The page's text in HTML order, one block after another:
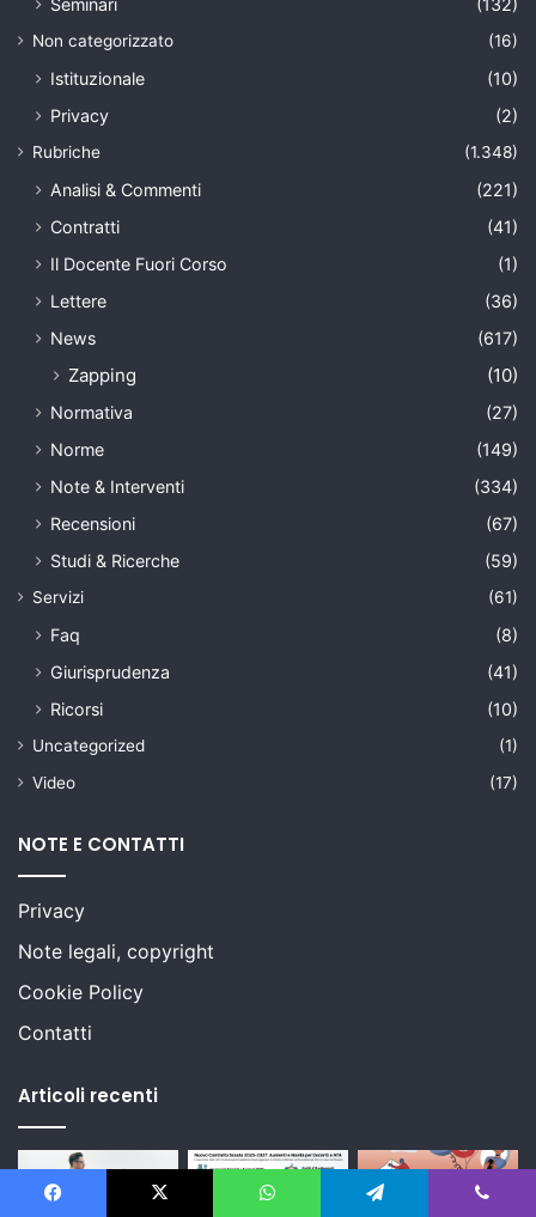
Non categorizzato (16)
Istituzionale
(10)
Privacy
(2)
Rubriche (1.348)
Analisi & Commenti
(221)
Contratti
(41)
Il Docente Fuori Corso
(1)
Lettere
(36)
News
(617)
Zapping (10)
Normativa
(27)
Norme
(149)
Note & Interventi
(334)
Recensioni
(67)
Studi & Ricerche
(59)
Servizi (61)
Faq
(8)
Giurisprudenza
(41)
Ricorsi
(10)
Uncategorized
(1)
Video
(17)
NOTE E CONTATTI
Privacy
Note legali, copyright
Cookie Policy
Contatti
Articoli recenti